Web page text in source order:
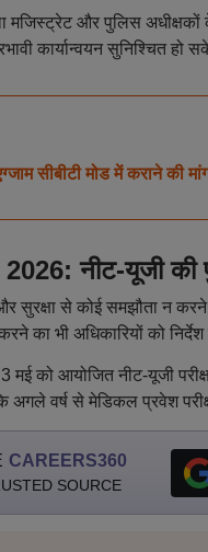
मजिस्ट्रेट और पुलिस
कार्यान्वयन सुनिश्चित हो
सीबीटी मोड में कराने की
नीट-यूजी की
और सुरक्षा से कोई समझौता
का भी अधिकारियों को निर्देश
को आयोजित नीट-यूजी
अगले वर्ष से मेडिकल प्रवेश
CAREERS360
SOURCE